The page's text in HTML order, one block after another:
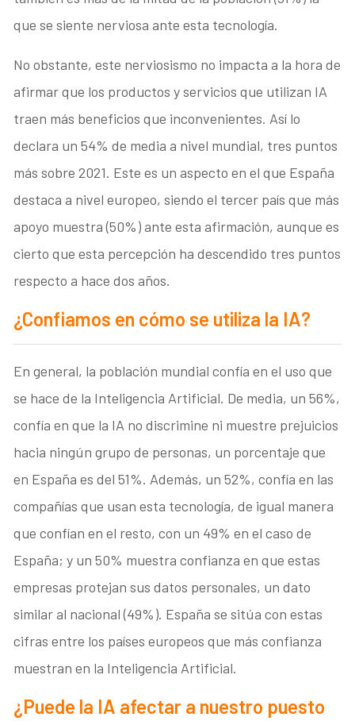
que se siente nerviosa ante esta tecnología.
No obstante, este nerviosismo no impacta a la hora de
afirmar que los productos y servicios que utilizan IA
traen más beneficios que inconvenientes. Así lo
declara un 54% de media a nivel mundial, tres puntos
más sobre 2021. Este es un aspecto en el que España
destaca a nivel europeo, siendo el tercer país que más
apoyo muestra (50%) ante esta afirmación, aunque es
cierto que esta percepción ha descendido tres puntos
respecto a hace dos años.
¿Confiamos en cómo se utiliza la IA?
En general, la población mundial confía en el uso que
se hace de la Inteligencia Artificial. De media, un 56%,
confía en que la IA no discrimine ni muestre prejuicios
hacia ningún grupo de personas, un porcentaje que
en España es del 51%. Además, un 52%, confía en las
compañías que usan esta tecnología, de igual manera
que confían en el resto, con un 49% en el caso de
España; y un 50% muestra confianza en que estas
empresas protejan sus datos personales, un dato
similar al nacional (49%). España se sitúa con estas
cifras entre los países europeos que más confianza
muestran en la Inteligencia Artificial.
¿Puede la IA afectar a nuestro puesto